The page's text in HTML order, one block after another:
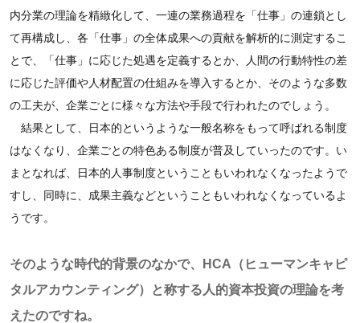
内分業の理論を精緻化して、一連の業務過程を「仕事」の連鎖とし
て再構成し、各「仕事」の全体成果への貢献を解析的に測定するこ
とで、「仕事」に応じた処遇を定義するとか、人間の行動特性の差
に応じた評価や人材配置の仕組みを導入するとか、そのような多数
の工夫が、企業ごとに様々な方法や手段で行われたのでしょう。
結果として、日本的というような一般名称をもって呼ばれる制度
はなくなり、企業ごとの特色ある制度が普及していったのです。い
まとなれば、日本的人事制度ということもいわれなくなったようで
すし、同時に、成果主義などということもいわれなくなっているよ
うです。
そのような時代的背景のなかで、HCA（ヒューマンキャピ
タルアカウンティング）と称する人的資本投資の理論を考
えたのですね。